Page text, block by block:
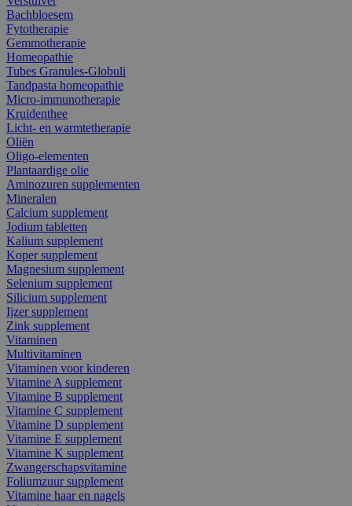
Bachbloesem
Fytotherapie
Gemmotherapie
Homeopathie
Tubes Granules-Globuli
Tandpasta homeopathie
Micro-immunotherapie
Kruidenthee
Licht- en warmtetherapie
Oliën
Oligo-elementen
Plantaardige olie
Aminozuren supplementen
Mineralen
Calcium supplement
Jodium tabletten
Kalium supplement
Koper supplement
Magnesium supplement
Selenium supplement
Silicium supplement
Ijzer supplement
Zink supplement
Vitaminen
Multivitaminen
Vitaminen voor kinderen
Vitamine A supplement
Vitamine B supplement
Vitamine C supplement
Vitamine D supplement
Vitamine E supplement
Vitamine K supplement
Zwangerschapsvitamine
Foliumzuur supplement
Vitamine haar en nagels